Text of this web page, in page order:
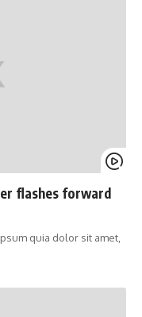
flashes forward
quia dolor sit amet,